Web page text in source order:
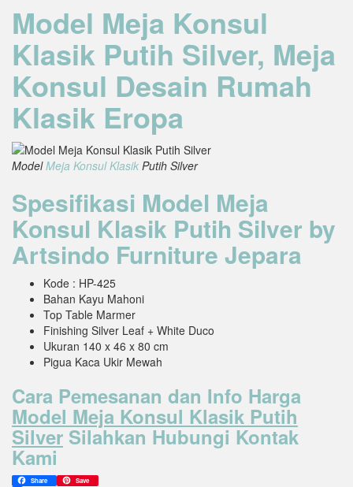
Model Meja Konsul
Klasik Putih Silver, Meja
Konsul Desain Rumah
Klasik Eropa
ModelMeja Konsul Klasik Putih Silver
Spesifikasi Model Meja
Konsul Klasik Putih Silver by
Artsindo Furniture Jepara
Kode : HP-425
Bahan Kayu Mahoni
Top Table Marmer
Finishing Silver Leaf + White Duco
Ukuran 140 x 46 x 80 cm
Pigua Kaca Ukir Mewah
Cara Pemesanan dan Info Harga
Model Meja Konsul Klasik Putih
Silver Silahkan Hubungi Kontak
Kami
Share Save